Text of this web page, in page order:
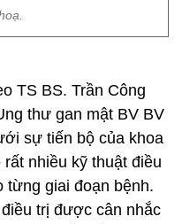
TS BS. Trần Công
thư gan mật BV BV
sự tiến bộ của khoa
nhiều kỹ thuật điều
từng giai đoạn bệnh.
trị được cân nhắc